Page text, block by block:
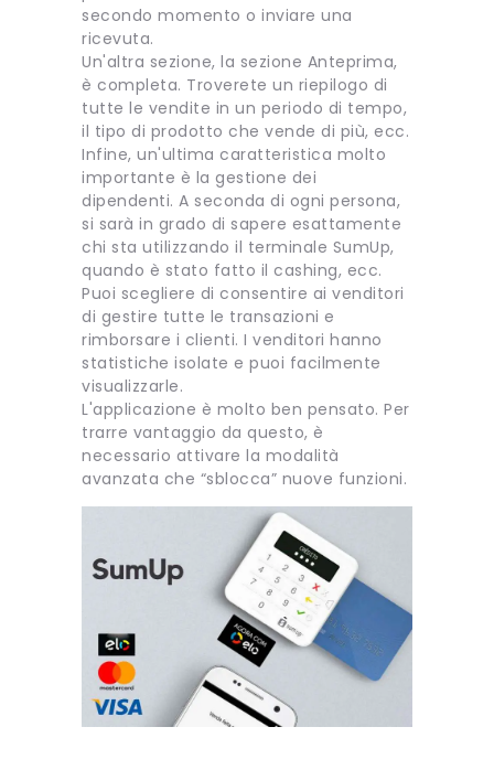
secondo momento o inviare una
ricevuta.
Un'altra sezione, la sezione Anteprima,
è completa. Troverete un riepilogo di
tutte le vendite in un periodo di tempo,
il tipo di prodotto che vende di più, ecc.
Infine, un'ultima caratteristica molto
importante è la gestione dei
dipendenti. A seconda di ogni persona,
si sarà in grado di sapere esattamente
chi sta utilizzando il terminale SumUp,
quando è stato fatto il cashing, ecc.
Puoi scegliere di consentire ai venditori
di gestire tutte le transazioni e
rimborsare i clienti. I venditori hanno
statistiche isolate e puoi facilmente
visualizzarle.
L'applicazione è molto ben pensato. Per
trarre vantaggio da questo, è
necessario attivare la modalità
avanzata che “sblocca” nuove funzioni.